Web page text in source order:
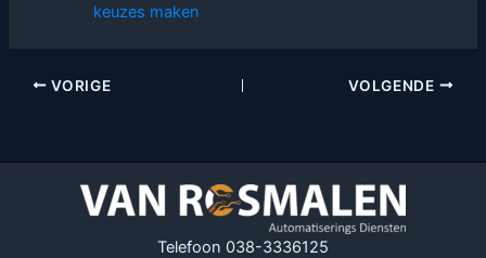
keuzes maken
VORIGE VOLGENDE
Telefoon 038-3336125